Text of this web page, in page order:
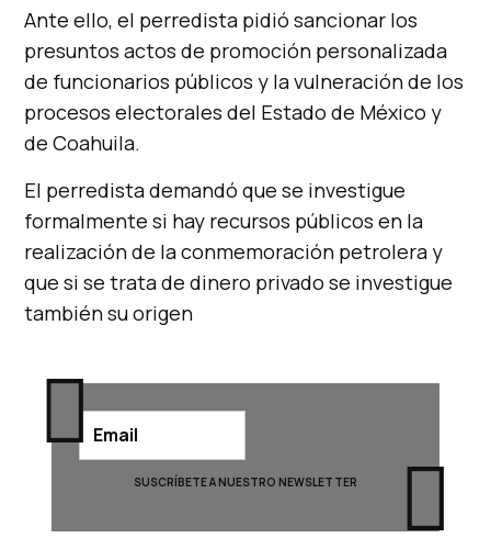
Ante ello, el perredista pidió sancionar los
presuntos actos de promoción personalizada
de funcionarios públicos y la vulneración de los
procesos electorales del Estado de México y
de Coahuila.
El perredista demandó que se investigue
formalmente si hay recursos públicos en la
realización de la conmemoración petrolera y
que si se trata de dinero privado se investigue
también su origen